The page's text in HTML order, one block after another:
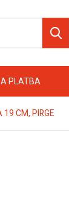
PLATBA
19 CM, PIRGE